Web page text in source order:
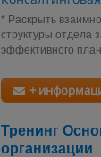
* Раскрыть
структуры отдела
эффективного
+
Тренинг
организации